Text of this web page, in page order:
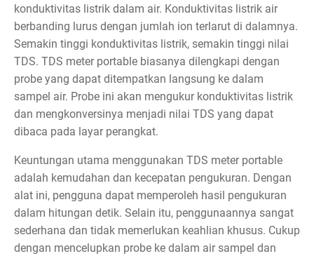
konduktivitas listrik dalam air. Konduktivitas listrik air
berbanding lurus dengan jumlah ion terlarut di dalamnya.
Semakin tinggi konduktivitas listrik, semakin tinggi nilai
TDS. TDS meter portable biasanya dilengkapi dengan
probe yang dapat ditempatkan langsung ke dalam
sampel air. Probe ini akan mengukur konduktivitas listrik
dan mengkonversinya menjadi nilai TDS yang dapat
dibaca pada layar perangkat.
Keuntungan utama menggunakan TDS meter portable
adalah kemudahan dan kecepatan pengukuran. Dengan
alat ini, pengguna dapat memperoleh hasil pengukuran
dalam hitungan detik. Selain itu, penggunaannya sangat
sederhana dan tidak memerlukan keahlian khusus. Cukup
dengan mencelupkan probe ke dalam air sampel dan